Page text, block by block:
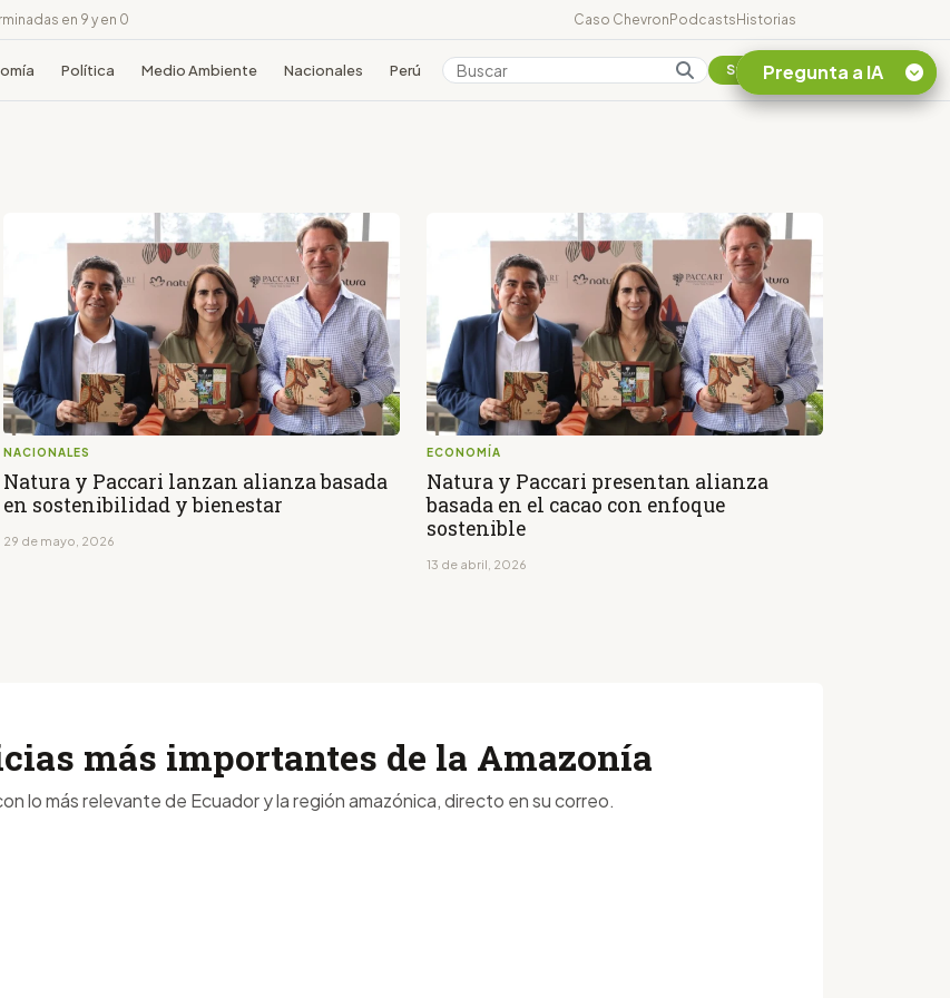
en 9 y en 0 Caso ChevronPodcastsHistorias
Política Medio Ambiente Nacionales Perú Colombia Suscribirse
NACIONALES
Natura y Paccari lanzan alianza basada
en sostenibilidad y bienestar
29 de mayo, 2026
ECONOMÍA
Natura y Paccari presentan alianza
basada en el cacao con enfoque
sostenible
13 de abril, 2026
Pregunta a IA
Listar destinos
turísticos de la
Amazonia Ecuatoriana
¿En que consiste la
tasa minera que rige en
Ecuador?
más importantes de la Amazonía
lo más relevante de Ecuador y la región amazónica, directo en su correo.